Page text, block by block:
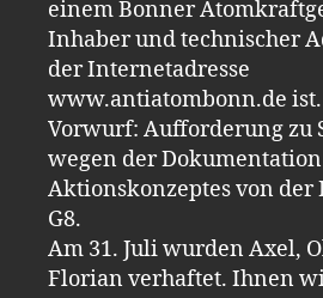
einem Bonner
Inhaber und technischer
der Internetadresse
www.antiatombonn.de ist.
Vorwurf: Aufforderung zu
wegen der
Aktionskonzeptes von
G8.
Am 31. Juli wurden Axel,
Florian verhaftet. Ihnen